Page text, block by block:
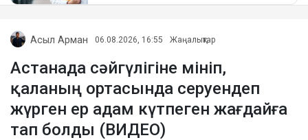
Асыл Арман 06.08.2026, 16:55 Жаңалықтар
Астанада сәйгүлігіне мініп,
қаланың ортасында серуендеп
жүрген ер адам күтпеген жағдайға
тап болды (ВИДЕО)